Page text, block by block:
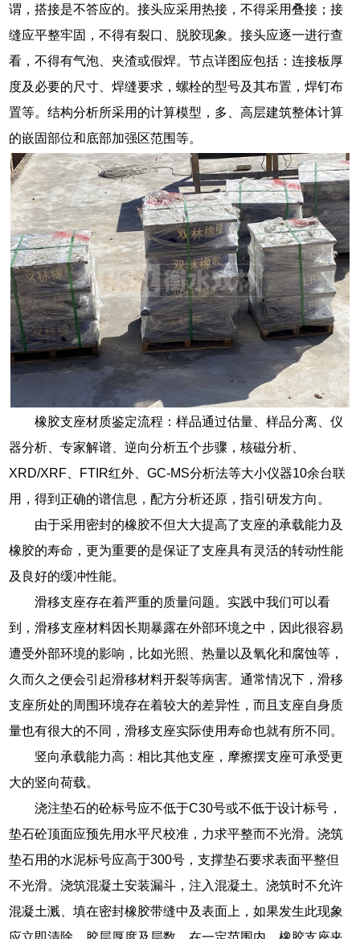
谓，搭接是不答应的。接头应采用热接，不得采用叠接；接
缝应平整牢固，不得有裂口、脱胶现象。接头应逐一进行查
看，不得有气泡、夹渣或假焊。节点详图应包括：连接板厚
度及必要的尺寸、焊缝要求，螺栓的型号及其布置，焊钉布
置等。结构分析所采用的计算模型，多、高层建筑整体计算
的嵌固部位和底部加强区范围等。
橡胶支座材质鉴定流程：样品通过估量、样品分离、仪
器分析、专家解谱、逆向分析五个步骤，核磁分析、
XRD/XRF、FTIR红外、GC-MS分析法等大小仪器10余台联
用，得到正确的谱信息，配方分析还原，指引研发方向。
由于采用密封的橡胶不但大大提高了支座的承载能力及
橡胶的寿命，更为重要的是保证了支座具有灵活的转动性能
及良好的缓冲性能。
滑移支座存在着严重的质量问题。实践中我们可以看
到，滑移支座材料因长期暴露在外部环境之中，因此很容易
遭受外部环境的影响，比如光照、热量以及氧化和腐蚀等，
久而久之便会引起滑移材料开裂等病害。通常情况下，滑移
支座所处的周围环境存在着较大的差异性，而且支座自身质
量也有很大的不同，滑移支座实际使用寿命也就有所不同。
竖向承载能力高：相比其他支座，摩擦摆支座可承受更
大的竖向荷载。
浇注垫石的砼标号应不低于C30号或不低于设计标号，
垫石砼顶面应预先用水平尺校准，力求平整而不光滑。浇筑
垫石用的水泥标号应高于300号，支撑垫石要求表面平整但
不光滑。浇筑混凝土安装漏斗，注入混凝土。浇筑时不允许
混凝土溅、填在密封橡胶带缝中及表面上，如果发生此现象